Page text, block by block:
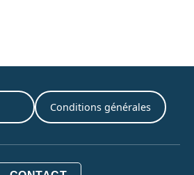
Conditions générales